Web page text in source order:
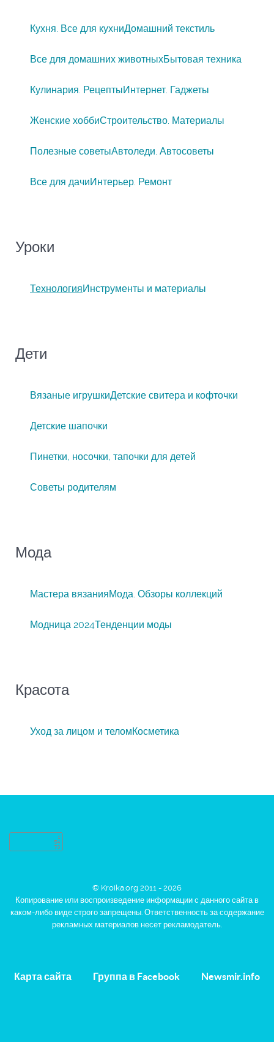
Кухня. Все для кухниДомашний текстиль
Все для домашних животныхБытовая техника
Кулинария. РецептыИнтернет. Гаджеты
Женские хоббиСтроительство. Материалы
Полезные советыАвтоледи. Автосоветы
Все для дачиИнтерьер. Ремонт
Уроки
ТехнологияИнструменты и материалы
Дети
Вязаные игрушкиДетские свитера и кофточки
Детские шапочки
Пинетки, носочки, тапочки для детей
Советы родителям
Мода
Мастера вязанияМода. Обзоры коллекций
Модница 2024Тенденции моды
Красота
Уход за лицом и теломКосметика
© Kroika.org 2011 - 2026
Копирование или воспроизведение информации с данного сайта в
каком-либо виде строго запрещены. Ответственность за содержание
рекламных материалов несет рекламодатель.
Карта сайта Группа в Facebook Newsmir.info